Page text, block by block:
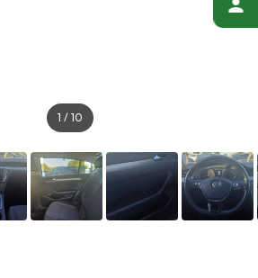
1 / 10